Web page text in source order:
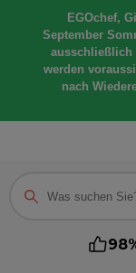
EGOchef,
September
ausschließlich
werden
nach